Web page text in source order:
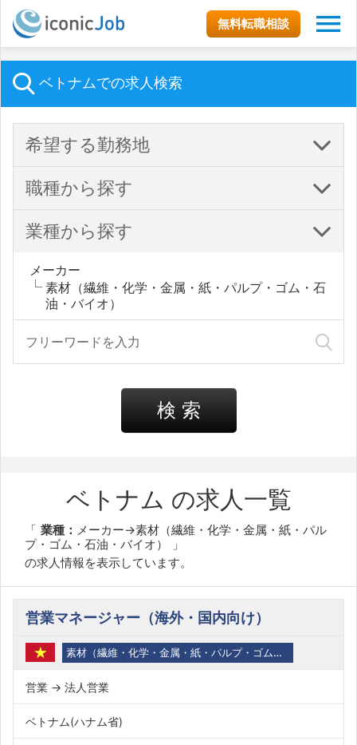
無料転職相談
ベトナムでの求人検索
希望する勤務地
職種から探す
業種から探す
メーカー
素材（繊維・化学・金属・紙・パルプ・ゴム・石
油・バイオ）
検 索
ベトナム の求人一覧
業種： メーカー→素材（繊維・化学・金属・紙・パル
プ・ゴム・石油・バイオ）
の求人情報を表示しています。
営業マネージャー（海外・国内向け）
素材（繊維・化学・金属・紙・パルプ・ゴム・石油・バイオ）
営業 → 法人営業
ベトナム(ハナム省)